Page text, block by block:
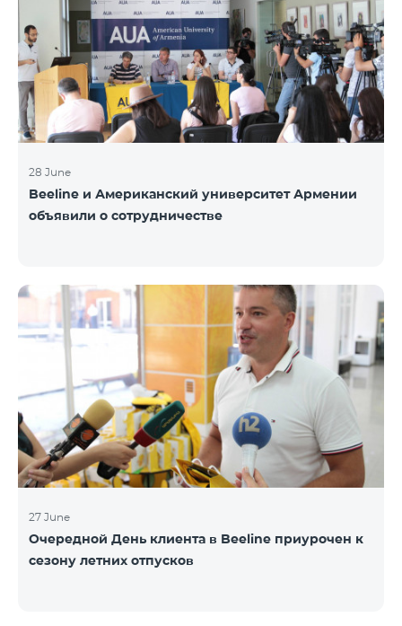
мероприятий в Армении в совершенно новом
формате. Он предоставляет возможность
приобрести знания об актуальных и интересных
темах и познакомиться с ведущими
специалистами разных сфер, с
28 June
Beeline и Американский университет Армении
объявили о сотрудничестве
27 June
Очередной День клиента в Beeline приурочен к
сезону летних отпусков